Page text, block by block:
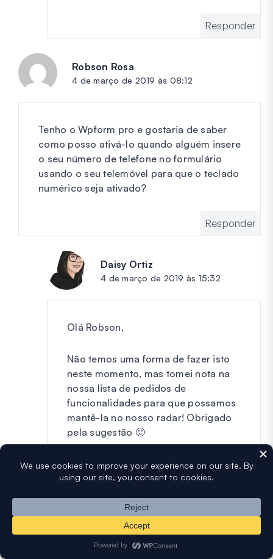
Responder
Robson Rosa
4 de março de 2019 às 08:12
Tenho o Wpform pro e gostaria de saber
como posso ativá-lo quando alguém insere
o seu número de telefone no formulário
usando o seu telemóvel para que o teclado
numérico seja ativado?
Responder
Daisy Ortiz
4 de março de 2019 às 15:32
Olá Robson,
Não temos uma forma de fazer isto
neste momento, mas tomei nota na
nossa lista de pedidos de
funcionalidades para que possamos
mantê-la no nosso radar! Obrigado
pela sugestão 🙂
Responder
12 de março de 2019 às 10:43